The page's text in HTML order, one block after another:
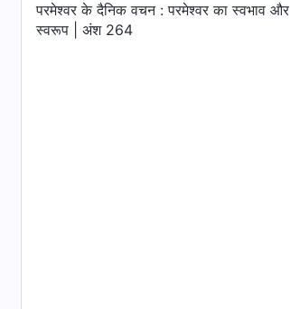
परमेश्वर के दैनिक वचन : परमेश्वर का स्वभाव और
स्वरूप | अंश 264